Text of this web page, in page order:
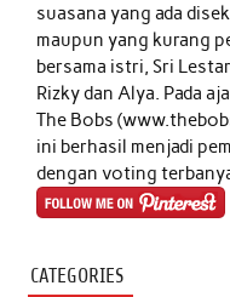
suasana yang ada
maupun yang kurang
bersama istri, Sri
Rizky dan Alya. Pada
The Bobs
ini berhasil menjadi
dengan voting
CATEGORIES